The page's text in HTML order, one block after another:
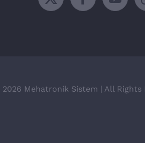
2026 Mehatronik Sistem | All Rights